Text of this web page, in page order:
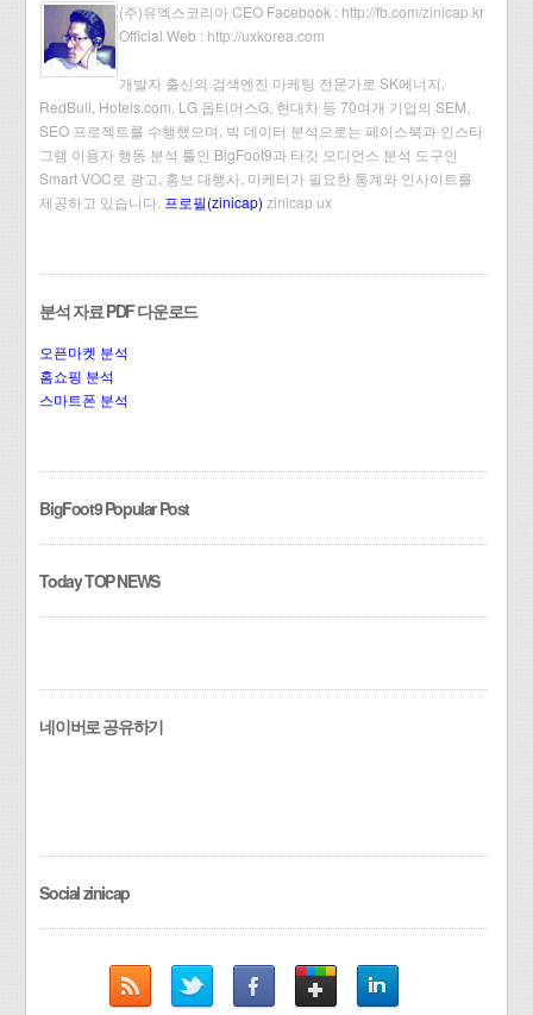
(주)유엑스코리아 CEO Facebook : http://fb.com/zinicap.kr
Official Web : http://uxkorea.com
개발자 출신의 검색엔진 마케팅 전문가로 SK에너지,
RedBull, Hotels.com, LG 옵티머스G, 현대차 등 70여개 기업의 SEM,
SEO 프로젝트를 수행했으며, 빅 데이터 분석으로는 페이스북과 인스타
그램 이용자 행동 분석 툴인 BigFoot9과 타깃 오디언스 분석 도구인
Smart VOC로 광고, 홍보 대행사, 마케터가 필요한 통계와 인사이트를
제공하고 있습니다. 프로필(zinicap) zinicap ux
분석 자료 PDF 다운로드
오픈마켓 분석
홈쇼핑 분석
스마트폰 분석
BigFoot9 Popular Post
Today TOP NEWS
네이버로 공유하기
Social zinicap